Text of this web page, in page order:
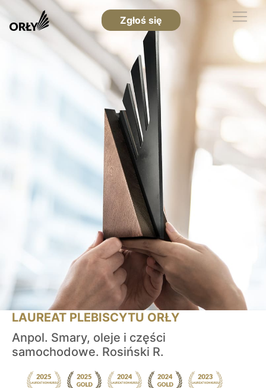
Zgłoś się
LAUREAT PLEBISCYTU ORŁY
Anpol. Smary, oleje i części
samochodowe. Rosiński R.